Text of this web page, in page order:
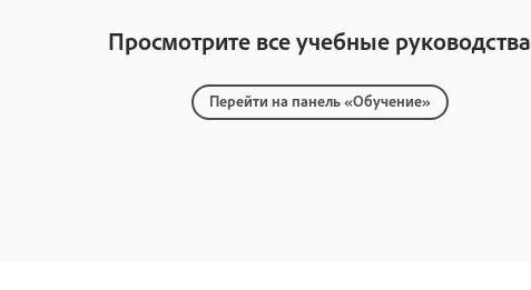
Просмотрите все учебные руководства
Перейти на панель «Обучение»